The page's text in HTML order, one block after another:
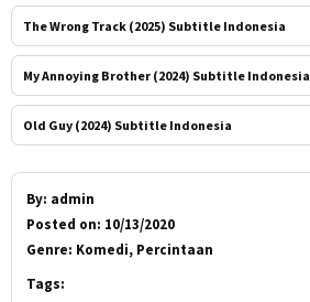
The Wrong Track (2025) Subtitle Indonesia
My Annoying Brother (2024) Subtitle Indonesia
Old Guy (2024) Subtitle Indonesia
By: admin
Posted on: 10/13/2020
Genre: Komedi, Percintaan
Tags: